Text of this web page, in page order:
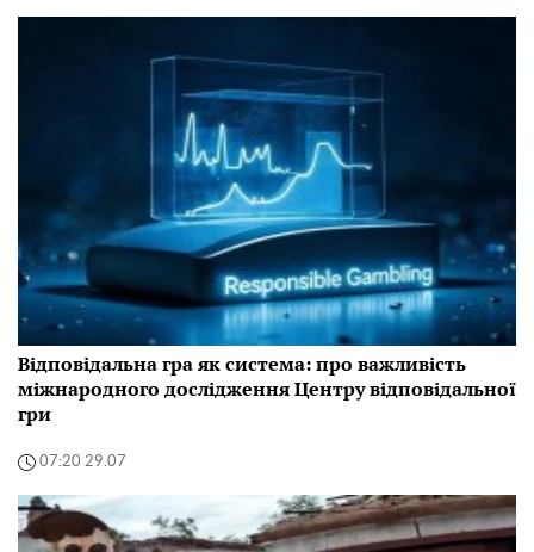
Відповідальна гра як система: про важливість
міжнародного дослідження Центру відповідальної
гри
07:20 29.07